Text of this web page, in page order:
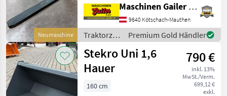
Neumaschine
Zinkenlänge 120 cm *
Zinkendimension Breite 100
mm, Stärke 40 mm *
Tragkraft 2500 kg *
Eigengewicht 21
Maschinen Gailer GmbH
9640 Kötschach-Mauthen
Traktorzubehör
/ Stekro
Premium Gold Händler
Stekro Uni 1,6
Hauer
790 €
inkl. 13%
MwSt./Verm.
699,12 €
exkl.
160 cm